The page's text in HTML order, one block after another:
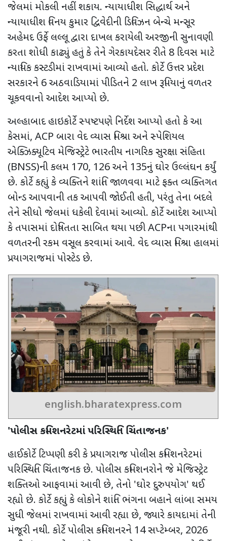
જેલમાં મોકલી નહીં શકાય. ન્યાયાધીશ સિદ્ધાર્થ અને
ન્યાયાધીશ વિનય કુમાર દ્વિવેદીની ડિવિઝન બેન્ચે મન્સૂર
અહેમદ ઉર્ફે લલ્લૂ દ્વારા દાખલ કરાયેલી અરજીની સુનાવણી
કરતા શોધી કાઢ્યું હતું કે તેને ગેરકાયદેસર રીતે 8 દિવસ માટે
ન્યાયિક કસ્ટડીમાં રાખવામાં આવ્યો હતો. કોર્ટે ઉત્તર પ્રદેશ
સરકારને 6 અઠવાડિયામાં પીડિતને 2 લાખ રૂપિયાનું વળતર
ચૂકવવાનો આદેશ આપ્યો છે.
અલ્હાબાદ હાઇકોર્ટે સ્પષ્ટપણે નિર્દેશ આપ્યો હતો કે આ
કેસમાં, ACP બારા વેદ વ્યાસ મિશ્રા અને સ્પેશિયલ
એક્ઝિક્યૂટિવ મેજિસ્ટ્રેટે ભારતીય નાગરિક સુરક્ષા સંહિતા
(BNSS)ની કલમ 170, 126અને 135નું ઘોર ઉલ્લંઘન કર્યું
છે. કોર્ટે કહ્યું કે વ્યક્તિને શાંતિ જાળવવા માટે ફક્ત વ્યક્તિગત
બોન્ડ આપવાની તક આપવી જોઈતી હતી, પરંતુ તેના બદલે
તેને સીધો જેલમાં ધકેલી દેવામાં આવ્યો. કોર્ટે આદેશ આપ્યો
કે તપાસમાં દોષિતતા સાબિત થયા પછીACPના પગારમાંથી
વળતરની રકમ વસૂલ કરવામાં આવે. વેદ વ્યાસ મિશ્રા હાલમાં
પ્રયાગરાજમાં પોસ્ટેડ છે.
english.bharatexpress.com
'પોલીસ કમિશનરેટમાં પરિસ્થિતિ ચિંતાજનક'
હાઈકોર્ટે ટિપ્પણી કરી કે પ્રયાગરાજ પોલીસ કમિશનરેટમાં
પરિસ્થિતિ ચિંતાજનક છે. પોલીસ કમિશનરોને જે મેજિસ્ટ્રેટ
શક્તિઓ આફવામાં આવી છે, તેનો 'ઘોર દુરુપયોગ' થઈ
રહ્યો છે. કોર્ટે કહ્યું કે લોકોને શાંતિ ભંગના બહાને લાંબા સમય
સુધી જેલમાં રાખવામાં આવી રહ્યા છે, જ્યારે કાયદામાં તેની
મંજૂરી નથી. કોર્ટે પોલીસ કમિશનરને 14સપ્ટેમ્બર, 2026